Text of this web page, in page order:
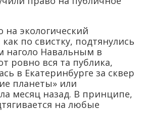
наголо Навальным в
ровно вся та публика,
в Екатеринбурге за сквер
планеты» или
месяц назад. В принципе,
на любые
власти.
как-то очень
с появлением